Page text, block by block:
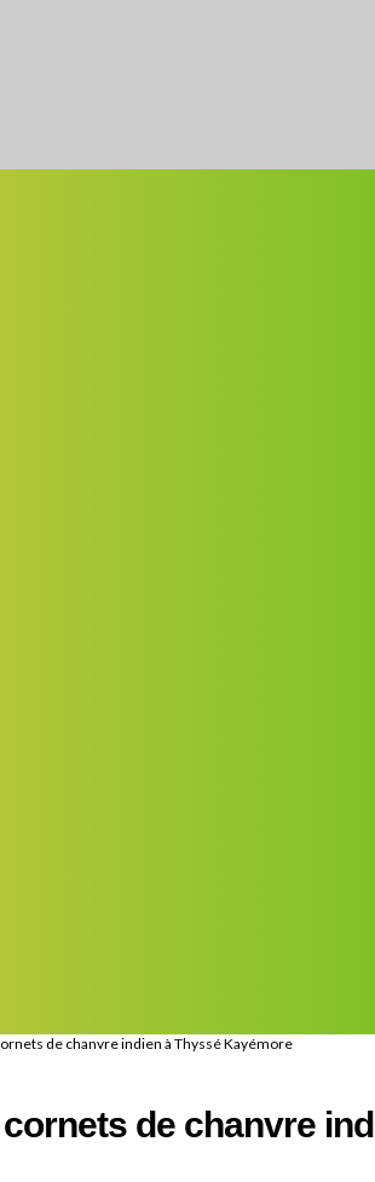
de chanvre indien à Thyssé Kayémore
de chanvre